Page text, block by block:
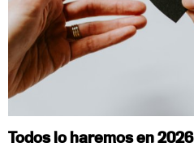
Todos lo haremos en 2026